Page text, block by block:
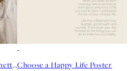
Affirmation Collection pacchetto di posterChoose a Happy Life Poster